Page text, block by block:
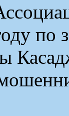
по